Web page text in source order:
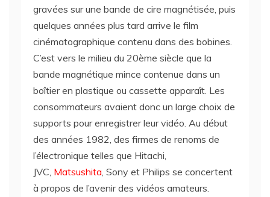
gravées sur une bande de cire magnétisée, puis
quelques années plus tard arrive le film
cinématographique contenu dans des bobines.
C’est vers le milieu du 20ème siècle que la
bande magnétique mince contenue dans un
boîtier en plastique ou cassette apparaît. Les
consommateurs avaient donc un large choix de
supports pour enregistrer leur vidéo. Au début
des années 1982, des firmes de renoms de
l’électronique telles que Hitachi,
JVC, Matsushita, Sony et Philips se concertent
à propos de l’avenir des vidéos amateurs.